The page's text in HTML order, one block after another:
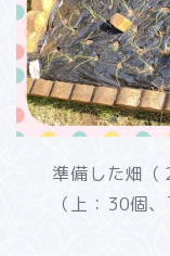
準備した畑（
（上：30個